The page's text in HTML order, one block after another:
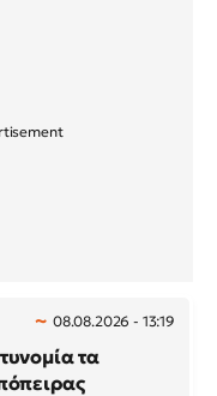
08.08.2026 - 13:19
τα